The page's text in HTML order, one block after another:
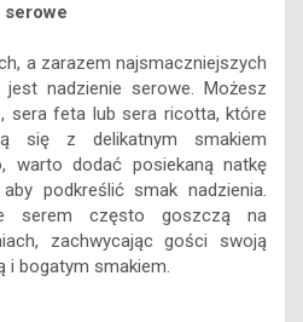
serowe
a zarazem najsmaczniejszych
nadzienie serowe. Możesz
sera feta lub sera ricotta, które
się z delikatnym smakiem
warto dodać posiekaną natkę
podkreślić smak nadzienia.
serem często goszczą na
zachwycając gości swoją
i bogatym smakiem.